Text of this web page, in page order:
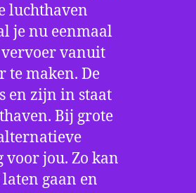
luchthaven
je nu eenmaal
vervoer vanuit
te maken. De
en zijn in staat
Bij grote
jou. Zo kan
gaan en